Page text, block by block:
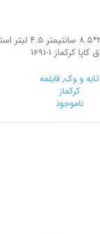
قابلمه کوتاه 26*8.5 سانتیمتر
کاپا کرکماز 1691-1
تابه و وک,قابلمه
کرکماز
ناموجود